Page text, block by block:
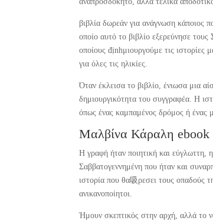
βιβλία δωρεάν για ανάγνωση κάποιος
οποίο αυτό το βιβλίο εξερεύνησε
οποίους địnhμιουργούμε τις ιστορίες
για όλες τις ηλικίες.
Όταν έκλεισα το βιβλίο, ένιωσα μια
δημιουργικότητα του συγγραφέα. Η
όπως ένας καμπαμένος δρόμος ή ένας
Μαλβίνα Κάραλη ebook
Η γραφή ήταν ποιητική και
Σαββατογεννημένη που ήταν και
ιστορία που θα吸ρεσει τους οπαδούς
ανικανοποίητοι.
Ήμουν σκεπτικός στην αρχή, αλλά το